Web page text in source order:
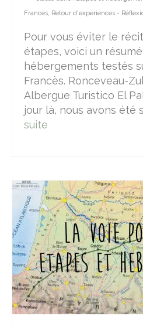
Camino Francès
Réfléchir
Devenir un pèlerin
le bourdon, la besace
hébergements
Lire
M’écrire
A propos
Francès, Retour d'expériences -
Pour vous éviter le
étapes, voici un
hébergements testés
Francès. Ronceveau-
Albergue Turistico El
jour là, nous avons été
suite­­